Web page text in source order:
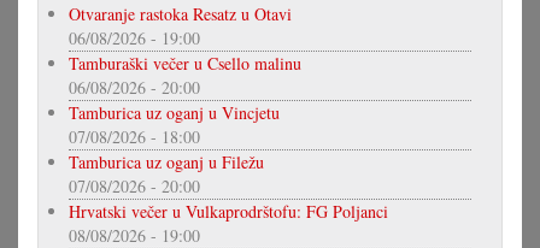
Otvaranje rastoka Resatz u Otavi
06/08/2026 - 19:00
Tamburaški večer u Csello malinu
06/08/2026 - 20:00
Tamburica uz oganj u Vincjetu
07/08/2026 - 18:00
Tamburica uz oganj u Filežu
07/08/2026 - 20:00
Hrvatski večer u Vulkaprodrštofu: FG Poljanci
08/08/2026 - 19:00